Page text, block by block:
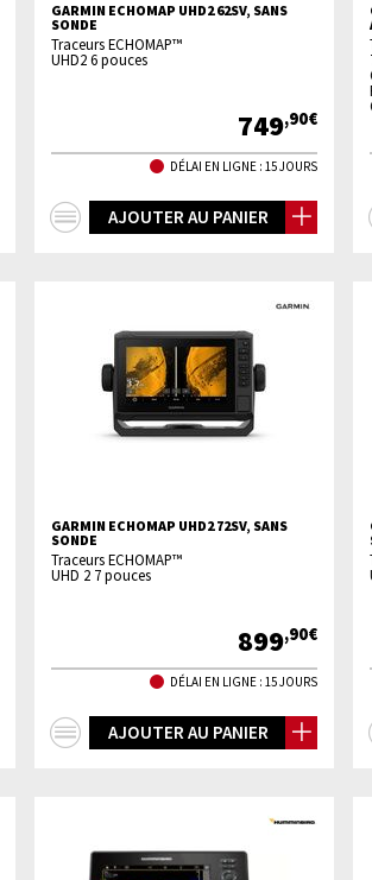
GARMIN ECHOMAP UHD2 62SV, SANS
SONDE
Traceurs ECHOMAP™
UHD2 6 pouces
749,90€
DÉLAI EN LIGNE : 15 JOURS
AJOUTER AU PANIER
GARMIN ECHOMAP UHD2 72SV, SANS
SONDE
Traceurs ECHOMAP™
UHD 2 7 pouces
899,90€
DÉLAI EN LIGNE : 15 JOURS
AJOUTER AU PANIER